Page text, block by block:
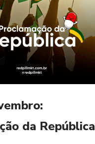
da República